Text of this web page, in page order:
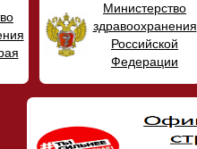
Министерство
здравоохранения
Российской
Федерации